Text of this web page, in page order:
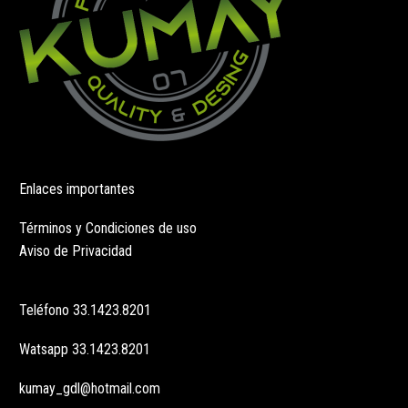
producto
Enlaces importantes
Términos y Condiciones de uso
Aviso de Privacidad
Teléfono 33.1423.8201
Watsapp 33.1423.8201
kumay_gdl@hotmail.com